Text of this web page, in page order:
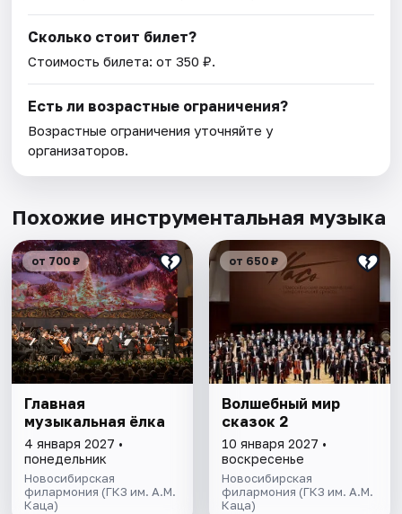
Сколько стоит билет?
Стоимость билета: от 350 ₽.
Есть ли возрастные ограничения?
Возрастные ограничения уточняйте у
организаторов.
Похожие инструментальная музыка
от 700 ₽
Главная
музыкальная ёлка
4 января 2027 •
понедельник
Новосибирская
филармония (ГКЗ им. А.М.
Каца)
от 650 ₽
Волшебный мир
сказок 2
10 января 2027 •
воскресенье
Новосибирская
филармония (ГКЗ им. А.М.
Каца)